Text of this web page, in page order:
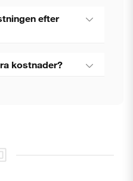
efter
kostnader?